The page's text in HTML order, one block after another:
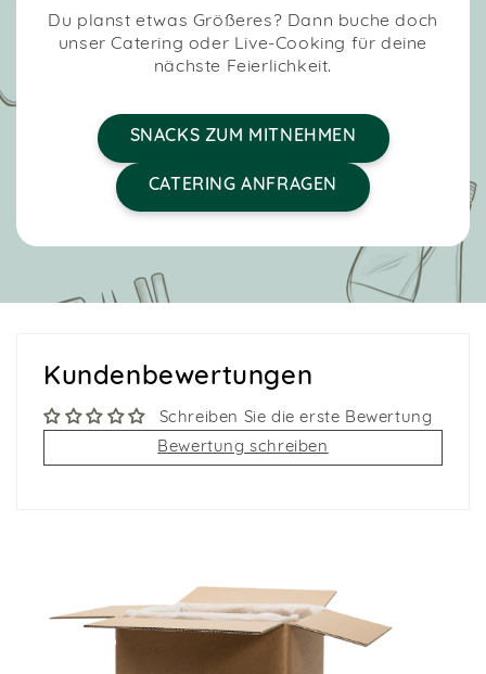
Du planst etwas Größeres? Dann buche doch
unser Catering oder Live-Cooking für deine
nächste Feierlichkeit.
SNACKS ZUM MITNEHMEN
CATERING ANFRAGEN
Kundenbewertungen
Schreiben Sie die erste Bewertung
Bewertung schreiben